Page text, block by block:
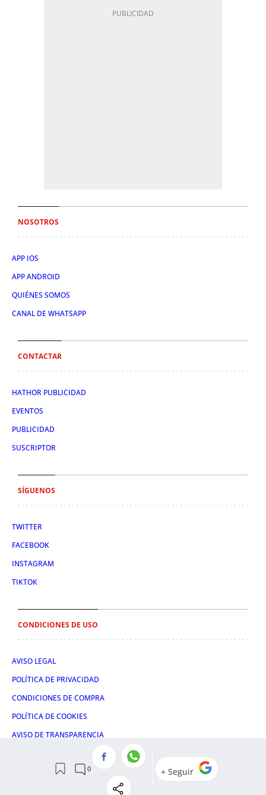
NOSOTROS
APP IOS
APP ANDROID
QUIÉNES SOMOS
CANAL DE WHATSAPP
CONTACTAR
HATHOR PUBLICIDAD
EVENTOS
PUBLICIDAD
SUSCRIPTOR
SÍGUENOS
TWITTER
FACEBOOK
INSTAGRAM
TIKTOK
CONDICIONES DE USO
AVISO LEGAL
POLÍTICA DE PRIVACIDAD
CONDICIONES DE COMPRA
POLÍTICA DE COOKIES
AVISO DE TRANSPARENCIA